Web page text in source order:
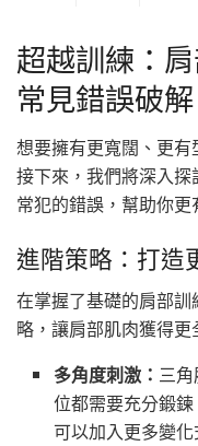
超越訓練：
常見錯誤破解
想要擁有更寬闊、更有
接下來，我們將深入
常犯的錯誤，幫助你更
進階策略：打造
在掌握了基礎的肩部
略，讓肩部肌肉獲得更
多角度刺激： 三
位都需要充分鍛
可以加入更多變